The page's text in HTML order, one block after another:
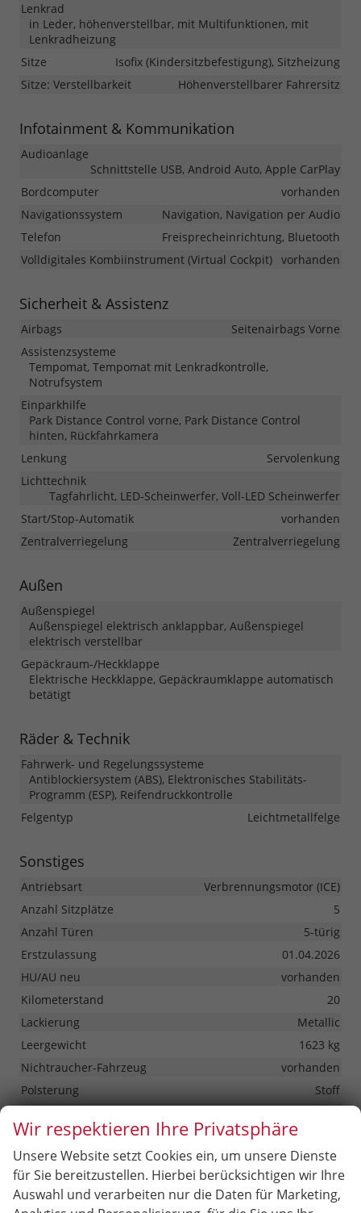
Lenkrad
in Leder, höhenverstellbar, mit Multifunktionen, mit
Lenkradheizung
Sitze
Isofix (Kindersitzbefestigung), Sitzheizung
Sitze: Verstellbarkeit
Höhenverstellbarer Fahrersitz
Infotainment & Kommunikation
Audioanlage
Schnittstelle USB, Android Auto, Apple CarPlay
Bordcomputer
vorhanden
Navigationssystem
Navigation, Navigation per Audio
Telefon
Freisprecheinrichtung, Bluetooth
Volldigitales Kombiinstrument (Virtual Cockpit) vorhanden
Sicherheit & Assistenz
Airbags
Seitenairbags Vorne
Assistenzsysteme
Tempomat, Tempomat mit Lenkradkontrolle,
Notrufsystem
Einparkhilfe
Park Distance Control vorne, Park Distance Control
hinten, Rückfahrkamera
Lenkung
Servolenkung
Lichttechnik
Tagfahrlicht, LED-Scheinwerfer, Voll-LED Scheinwerfer
Start/Stop-Automatik
vorhanden
Zentralverriegelung
Zentralverriegelung
Außen
Außenspiegel
Außenspiegel elektrisch anklappbar, Außenspiegel
elektrisch verstellbar
Gepäckraum-/Heckklappe
Elektrische Heckklappe, Gepäckraumklappe automatisch
betätigt
Räder & Technik
Fahrwerk- und Regelungssysteme
Antiblockiersystem (ABS), Elektronisches Stabilitäts-
Programm (ESP), Reifendruckkontrolle
Felgentyp
Leichtmetallfelge
Sonstiges
Antriebsart
Verbrennungsmotor (ICE)
Anzahl Sitzplätze
5
Anzahl Türen
5-türig
Erstzulassung
01.04.2026
HU/AU neu
vorhanden
Kilometerstand
20
Lackierung
Metallic
Leergewicht
1623 kg
Nichtraucher-Fahrzeug
vorhanden
Polsterung
Stoff
Zustand
unfallfrei
Zustand, Beschaffenheit
Scheckheftgepflegt
Zustand, Fahrfähigkeit
fahrtauglich
Wir respektieren Ihre Privatsphäre
Unsere Website setzt Cookies ein, um unsere Dienste
für Sie bereitzustellen. Hierbei berücksichtigen wir Ihre
Auswahl und verarbeiten nur die Daten für Marketing,